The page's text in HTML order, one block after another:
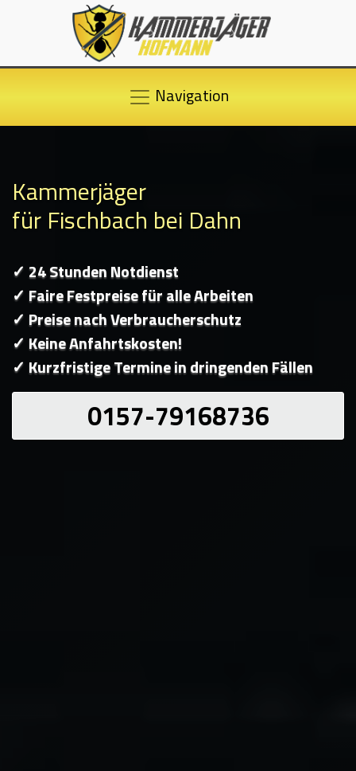
Navigation
Kammerjäger
für Fischbach bei Dahn
✓ 24 Stunden Notdienst
✓ Faire Festpreise für alle Arbeiten
✓ Preise nach Verbraucherschutz
✓ Keine Anfahrtskosten!
✓ Kurzfristige Termine in dringenden Fällen
0157-79168736